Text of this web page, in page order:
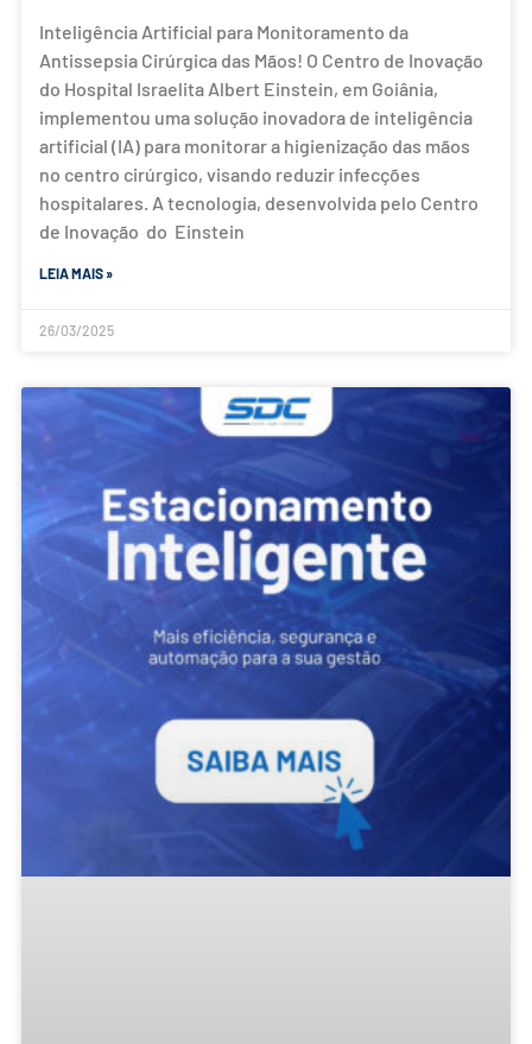
Inteligência Artificial para Monitoramento da
Antissepsia Cirúrgica das Mãos! O Centro de Inovação
do Hospital Israelita Albert Einstein, em Goiânia,
implementou uma solução inovadora de inteligência
artificial (IA) para monitorar a higienização das mãos
no centro cirúrgico, visando reduzir infecções
hospitalares. A tecnologia, desenvolvida pelo Centro
de Inovação do Einstein
LEIA MAIS »
26/03/2025